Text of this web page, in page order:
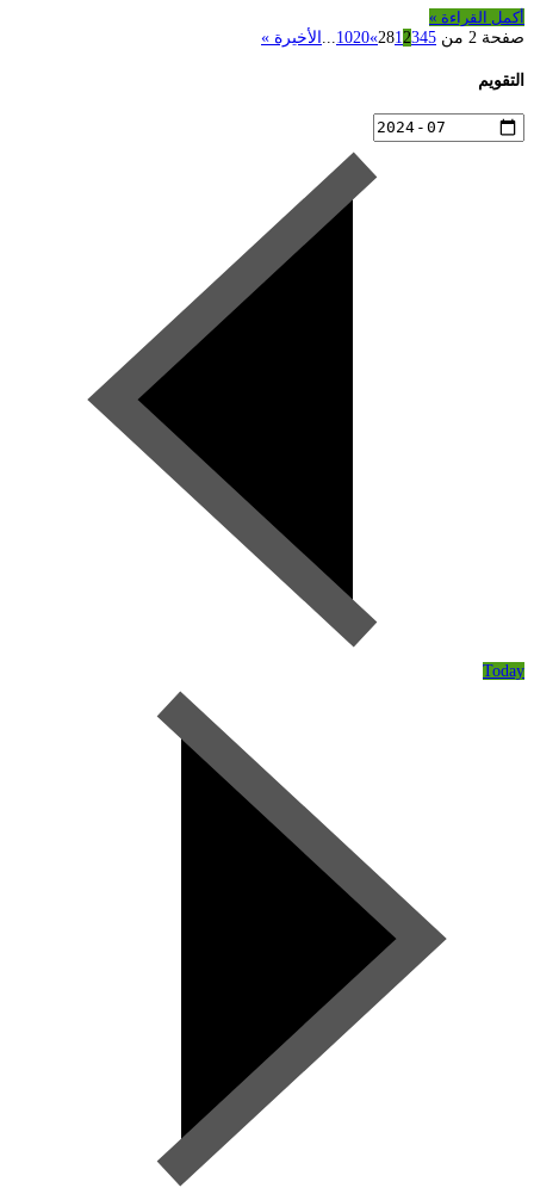
أكمل القراءة »
صفحة 2 من 28
12345
»
1020
... الأخيرة »
التقويم
Today